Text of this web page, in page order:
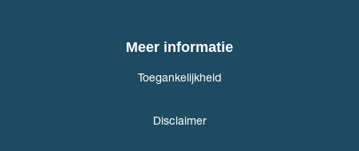
Meer informatie
Toegankelijkheid
Disclaimer